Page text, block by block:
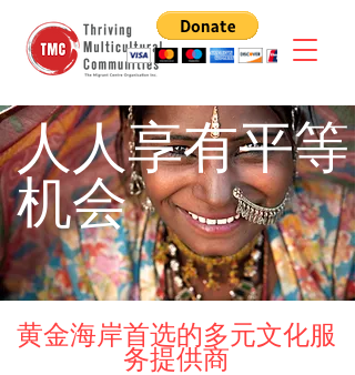
人人享有平等
机会
黄金海岸首选的多元文化服
务提供商